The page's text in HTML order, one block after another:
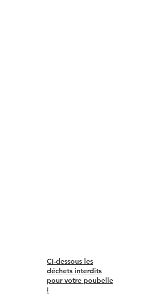
Ci-dessous les
déchets interdits
pour votre poubelle
!